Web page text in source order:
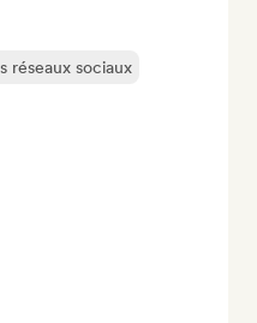
réseaux sociaux